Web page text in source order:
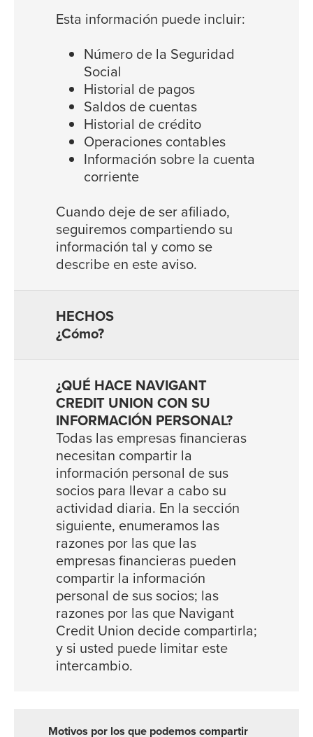
Esta información puede incluir:
Número de la Seguridad
Social
Historial de pagos
Saldos de cuentas
Historial de crédito
Operaciones contables
Información sobre la cuenta
corriente
Cuando deje de ser afiliado,
seguiremos compartiendo su
información tal y como se
describe en este aviso.
¿Cómo?
Todas las empresas financieras
necesitan compartir la
información personal de sus
socios para llevar a cabo su
actividad diaria. En la sección
siguiente, enumeramos las
razones por las que las
empresas financieras pueden
compartir la información
personal de sus socios; las
razones por las que Navigant
Credit Union decide compartirla;
y si usted puede limitar este
intercambio.